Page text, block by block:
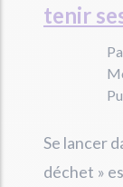
tenir
Se lancer
déchet »